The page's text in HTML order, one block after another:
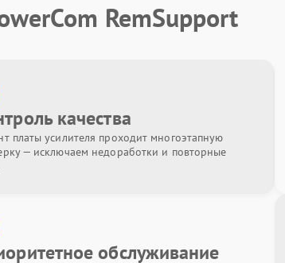
RemSupport
качества
платы усилителя проходит многоэтапную
— исключаем недоработки и повторные
обслуживание